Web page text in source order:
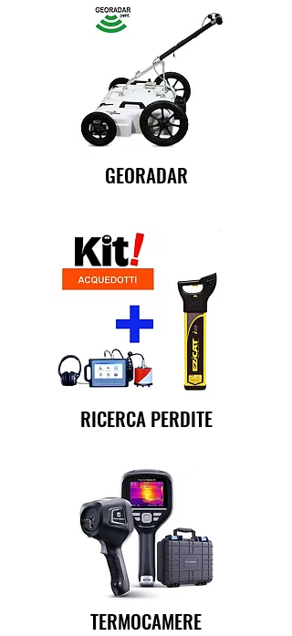
GEORADAR
RICERCA PERDITE
TERMOCAMERE